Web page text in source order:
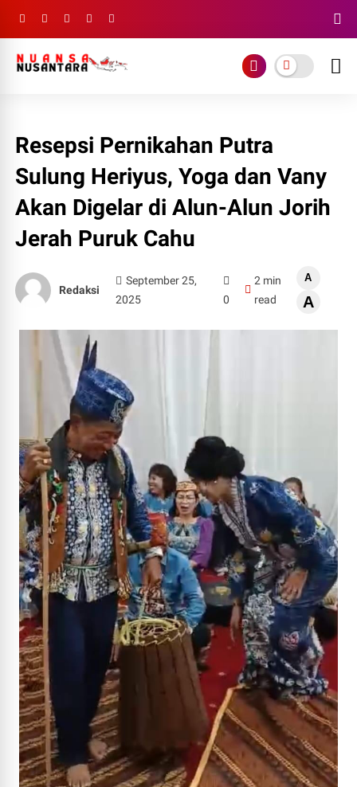
Resepsi Pernikahan Putra
Sulung Heriyus, Yoga dan Vany
Akan Digelar di Alun-Alun Jorih
Jerah Puruk Cahu
Redaksi
September 25,
2025
0
2 min
read
A
A